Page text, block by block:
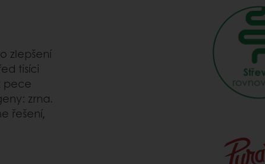
zlepšení
tisíci
pece
zrna.
řešení,